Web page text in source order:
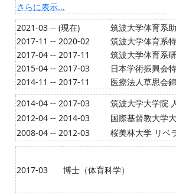
さらに表示...
2021-03 -- (現在)
筑波大学体育系
2017-11 -- 2020-02
筑波大学体育系
2017-04 -- 2017-11
筑波大学体育系
2015-04 -- 2017-03
日本学術振興会
2014-11 -- 2017-11
医療法人草思会
2014-04 -- 2017-03
筑波大学大学院
2012-04 -- 2014-03
国際基督教大学
2008-04 -- 2012-03
桜美林大学 リベ
2017-03 博士（体育科学）